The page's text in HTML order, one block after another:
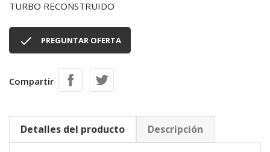
TURBO RECONSTRUIDO
 PREGUNTAR OFERTA
Compartir
Detalles del producto Descripción